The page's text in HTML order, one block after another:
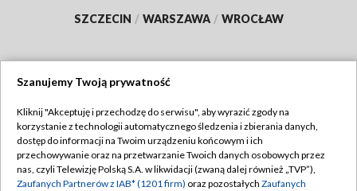
SZCZECIN / WARSZAWA / WROCŁAW
TVP
Abonament TVP
Emisja w TVP
Regulamin TVP
Polityka prywatności
Szanujemy Twoją prywatność
Kliknij "Akceptuję i przechodzę do serwisu", aby wyrazić zgody na
korzystanie z technologii automatycznego śledzenia i zbierania danych,
dostęp do informacji na Twoim urządzeniu końcowym i ich
przechowywanie oraz na przetwarzanie Twoich danych osobowych przez
nas, czyli Telewizję Polską S.A. w likwidacji (zwaną dalej również „TVP”),
Zaufanych Partnerów z IAB* (1201 firm) oraz pozostałych Zaufanych